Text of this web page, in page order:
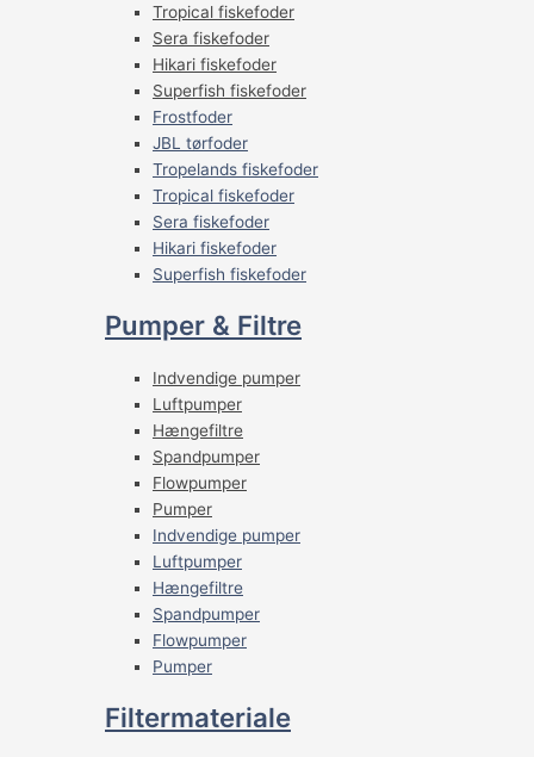
Tropical fiskefoder
Sera fiskefoder
Hikari fiskefoder
Superfish fiskefoder
Frostfoder
JBL tørfoder
Tropelands fiskefoder
Tropical fiskefoder
Sera fiskefoder
Hikari fiskefoder
Superfish fiskefoder
Pumper & Filtre
Indvendige pumper
Luftpumper
Hængefiltre
Spandpumper
Flowpumper
Pumper
Indvendige pumper
Luftpumper
Hængefiltre
Spandpumper
Flowpumper
Pumper
Filtermateriale